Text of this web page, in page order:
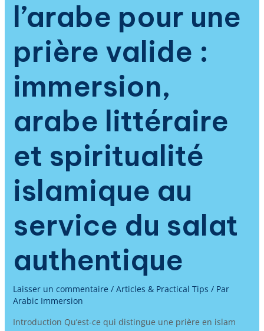
l’arabe pour une
prière valide :
immersion,
arabe littéraire
et spiritualité
islamique au
service du salat
authentique
Laisser un commentaire / Articles & Practical Tips / Par
Arabic Immersion
Introduction Qu’est-ce qui distingue une prière en islam